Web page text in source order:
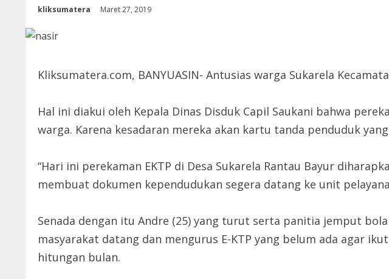
kliksumatera Maret 27, 2019
Kliksumatera.com, BANYUASIN- Antusias warga Sukarela
Hal ini diakui oleh Kepala Dinas Disduk Capil Saukani bahwa
warga. Karena kesadaran mereka akan kartu tanda penduduk
“Hari ini perekaman EKTP di Desa Sukarela Rantau Bayur
membuat dokumen kependudukan segera datang ke unit
Senada dengan itu Andre (25) yang turut serta panitia jemput
masyarakat datang dan mengurus E-KTP yang belum ada agar
hitungan bulan.